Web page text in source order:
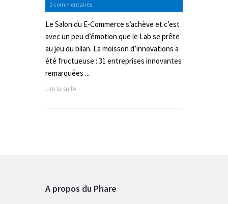
0 commentaires
Le Salon du E-Commerce s’achève et c’est
avec un peu d’émotion que le Lab se prête
au jeu du bilan. La moisson d’innovations a
été fructueuse : 31 entreprises innovantes
remarquées ...
Lire la suite
A propos du Phare